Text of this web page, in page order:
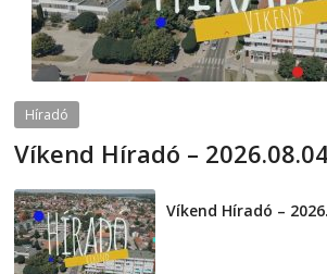
Híradó
Víkend Híradó –
Víkend Híradó –